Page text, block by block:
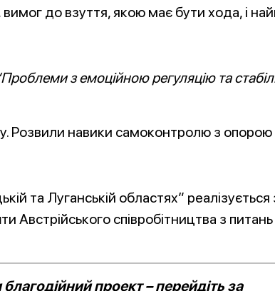
до взуття, якою має бути хода, і
з емоційною регуляцію та
Розвили навики самоконтролю з опорою
та Луганській областях” реалізується
Австрійського співробітництва з
проект – перейдіть за